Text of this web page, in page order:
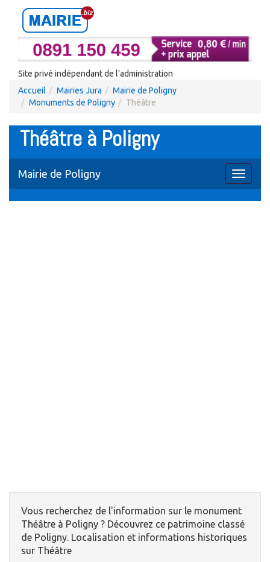
Site privé indépendant de l'administration
Accueil
Mairies Jura
Mairie de Poligny
Monuments de Poligny
Théâtre
Théâtre à Poligny
Toggle
Mairie de Poligny
Vous recherchez de l'information sur le monument
Théâtre à Poligny ? Découvrez ce patrimoine classé
de Poligny. Localisation et informations historiques
sur Théâtre